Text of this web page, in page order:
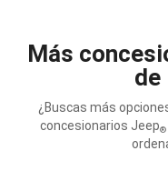
Más
de
¿Buscas más
concesionarios Jeep®